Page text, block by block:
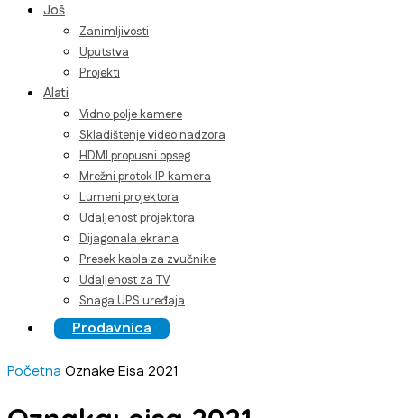
Još
Zanimljivosti
Uputstva
Projekti
Alati
Vidno polje kamere
Skladištenje video nadzora
HDMI propusni opseg
Mrežni protok IP kamera
Lumeni projektora
Udaljenost projektora
Dijagonala ekrana
Presek kabla za zvučnike
Udaljenost za TV
Snaga UPS uređaja
Prodavnica
PočetnaOznakeEisa 2021